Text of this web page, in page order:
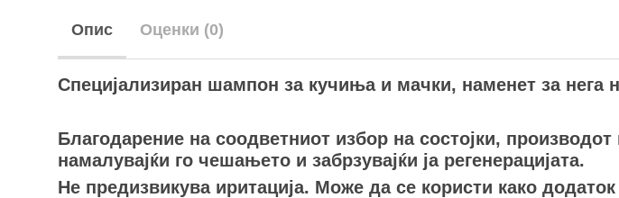
Опис Оценки (0)
Специјализиран шампон за кучиња и мачки, наменет за нега
Благодарение на соодветниот избор на состојки,
намалувајќи го чешањето и забрзувајќи ја регенерацијата.
Не предизвикува иритација. Може да се користи како